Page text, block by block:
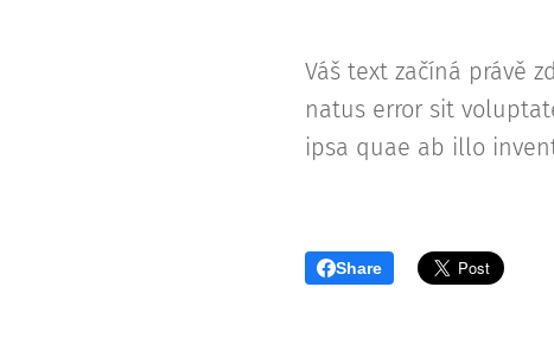
Váš text začíná právě
natus error sit
ipsa quae ab illo
Share